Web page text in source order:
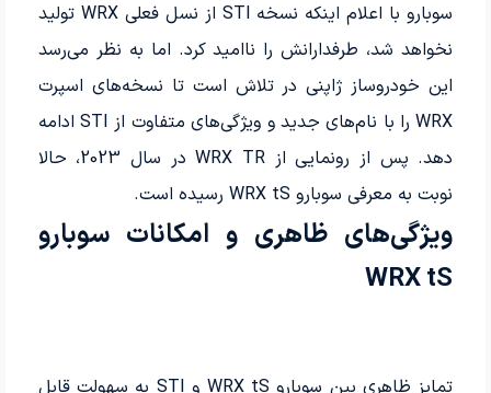
سوبارو با اعلام اینکه نسخه STI از نسل فعلی WRX تولید
نخواهد شد، طرفدارانش را ناامید کرد. اما به نظر می‌رسد
این خودروساز ژاپنی در تلاش است تا نسخه‌های اسپرت
WRX را با نام‌های جدید و ویژگی‌های متفاوت از STI ادامه
دهد. پس از رونمایی از WRX TR در سال 2023، حالا
نوبت به معرفی سوبارو WRX tS رسیده است.
ویژگی‌های ظاهری و امکانات سوبارو
WRX tS
تمایز ظاهری بین سوبارو WRX tS و STI به سهولت قابل